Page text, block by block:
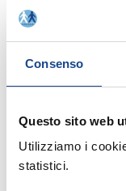
Consenso
Questo sito web
Utilizziamo i
statistici.
Estate
Seminario di